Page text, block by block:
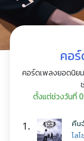
คอ
คอร์ดเพลงยอดนิย
ตั้งแต่ช่วงวันที่
1. คืน
โลโ